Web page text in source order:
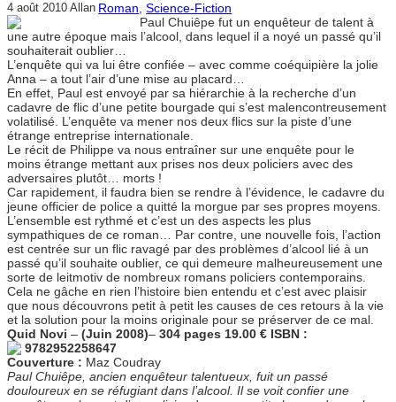
4 août 2010 Allan Roman, Science-Fiction
Paul Chuiêpe fut un enquêteur de talent à
une autre époque mais l’alcool, dans lequel il a noyé un passé qu’il
souhaiterait oublier…
L’enquête qui va lui être confiée – avec comme coéquipière la jolie
Anna – a tout l’air d’une mise au placard…
En effet, Paul est envoyé par sa hiérarchie à la recherche d’un
cadavre de flic d’une petite bourgade qui s’est malencontreusement
volatilisé. L’enquête va mener nos deux flics sur la piste d’une
étrange entreprise internationale.
Le récit de Philippe va nous entraîner sur une enquête pour le
moins étrange mettant aux prises nos deux policiers avec des
adversaires plutôt… morts !
Car rapidement, il faudra bien se rendre à l’évidence, le cadavre du
jeune officier de police a quitté la morgue par ses propres moyens.
L’ensemble est rythmé et c’est un des aspects les plus
sympathiques de ce roman… Par contre, une nouvelle fois, l’action
est centrée sur un flic ravagé par des problèmes d’alcool lié à un
passé qu’il souhaite oublier, ce qui demeure malheureusement une
sorte de leitmotiv de nombreux romans policiers contemporains.
Cela ne gâche en rien l’histoire bien entendu et c’est avec plaisir
que nous découvrons petit à petit les causes de ces retours à la vie
et la solution pour la moins originale pour se préserver de ce mal.
Quid Novi – (Juin 2008)– 304 pages 19.00 € ISBN :
9782952258647
Couverture : Maz Coudray
Paul Chuiêpe, ancien enquêteur talentueux, fuit un passé
douloureux en se réfugiant dans l’alcool. Il se voit confier une